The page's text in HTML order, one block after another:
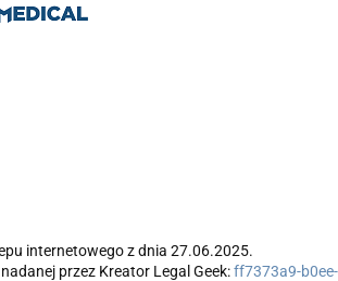
internetowego z dnia 27.06.2025.
przez Kreator Legal Geek:ff7373a9-